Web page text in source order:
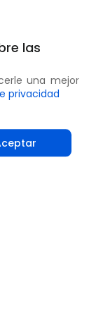
las
una mejor
privacidad